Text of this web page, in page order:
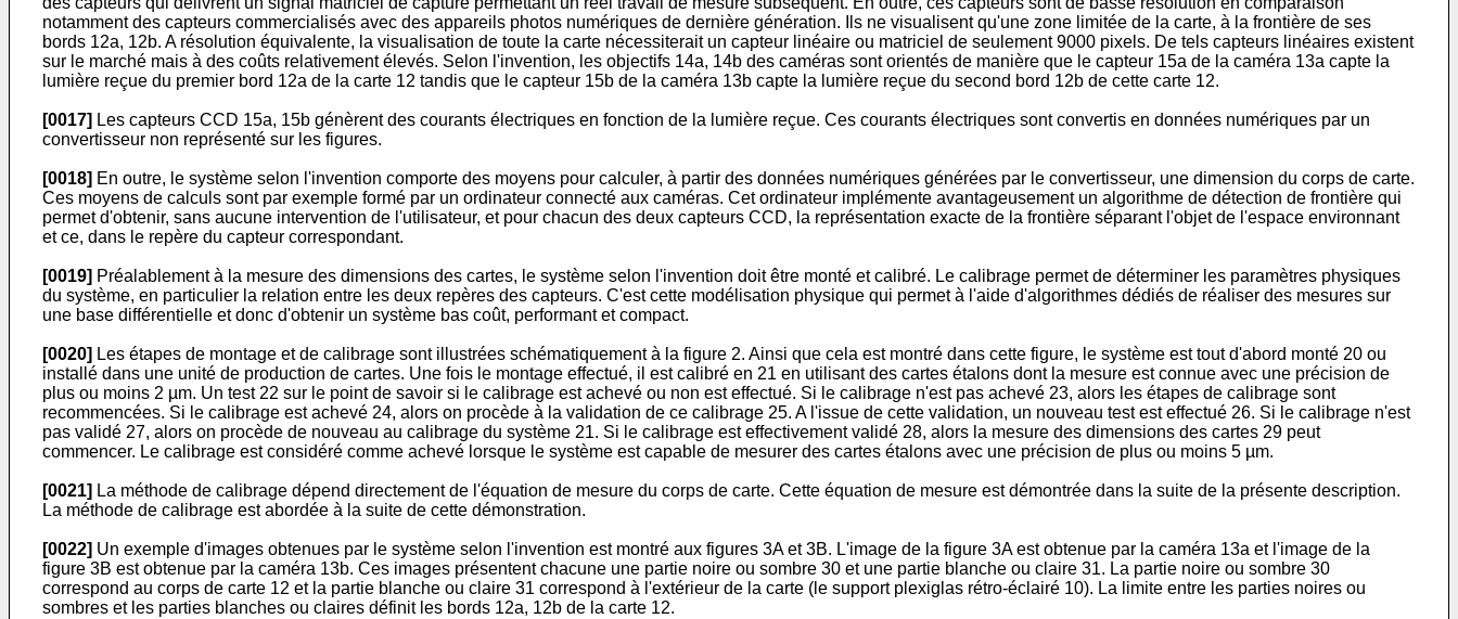
notamment des capteurs commercialisés avec des appareils photos numériques de dernière génération. Ils ne visualisent qu'une zone limitée de la carte, à la frontière de ses
bords 12a, 12b. A résolution équivalente, la visualisation de toute la carte nécessiterait un capteur linéaire ou matriciel de seulement 9000 pixels. De tels capteurs linéaires existent
sur le marché mais à des coûts relativement élevés. Selon l'invention, les objectifs 14a, 14b des caméras sont orientés de manière que le capteur 15a de la caméra 13a capte la
lumière reçue du premier bord 12a de la carte 12 tandis que le capteur 15b de la caméra 13b capte la lumière reçue du second bord 12b de cette carte 12.
[0017] Les capteurs CCD 15a, 15b génèrent des courants électriques en fonction de la lumière reçue. Ces courants électriques sont convertis en données numériques par un
convertisseur non représenté sur les figures.
[0018] En outre, le système selon l'invention comporte des moyens pour calculer, à partir des données numériques générées par le convertisseur, une dimension du corps de carte.
Ces moyens de calculs sont par exemple formé par un ordinateur connecté aux caméras. Cet ordinateur implémente avantageusement un algorithme de détection de frontière qui
permet d'obtenir, sans aucune intervention de l'utilisateur, et pour chacun des deux capteurs CCD, la représentation exacte de la frontière séparant l'objet de l'espace environnant
et ce, dans le repère du capteur correspondant.
[0019] Préalablement à la mesure des dimensions des cartes, le système selon l'invention doit être monté et calibré. Le calibrage permet de déterminer les paramètres physiques
du système, en particulier la relation entre les deux repères des capteurs. C'est cette modélisation physique qui permet à l'aide d'algorithmes dédiés de réaliser des mesures sur
une base différentielle et donc d'obtenir un système bas coût, performant et compact.
[0020] Les étapes de montage et de calibrage sont illustrées schématiquement à la figure 2. Ainsi que cela est montré dans cette figure, le système est tout d'abord monté 20 ou
installé dans une unité de production de cartes. Une fois le montage effectué, il est calibré en 21 en utilisant des cartes étalons dont la mesure est connue avec une précision de
plus ou moins 2 µm. Un test 22 sur le point de savoir si le calibrage est achevé ou non est effectué. Si le calibrage n'est pas achevé 23, alors les étapes de calibrage sont
recommencées. Si le calibrage est achevé 24, alors on procède à la validation de ce calibrage 25. A l'issue de cette validation, un nouveau test est effectué 26. Si le calibrage n'est
pas validé 27, alors on procède de nouveau au calibrage du système 21. Si le calibrage est effectivement validé 28, alors la mesure des dimensions des cartes 29 peut
commencer. Le calibrage est considéré comme achevé lorsque le système est capable de mesurer des cartes étalons avec une précision de plus ou moins 5 µm.
[0021] La méthode de calibrage dépend directement de l'équation de mesure du corps de carte. Cette équation de mesure est démontrée dans la suite de la présente description.
La méthode de calibrage est abordée à la suite de cette démonstration.
[0022] Un exemple d'images obtenues par le système selon l'invention est montré aux figures 3A et 3B. L'image de la figure 3A est obtenue par la caméra 13a et l'image de la
figure 3B est obtenue par la caméra 13b. Ces images présentent chacune une partie noire ou sombre 30 et une partie blanche ou claire 31. La partie noire ou sombre 30
correspond au corps de carte 12 et la partie blanche ou claire 31 correspond à l'extérieur de la carte (le support plexiglas rétro-éclairé 10). La limite entre les parties noires ou
sombres et les parties blanches ou claires définit les bords 12a, 12b de la carte 12.